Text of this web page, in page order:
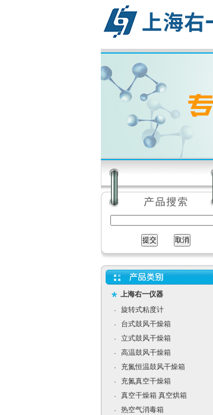
上海右一仪器
·
旋转式粘度计
·
台式鼓风干燥箱
·
立式鼓风干燥箱
·
高温鼓风干燥箱
·
充氮恒温鼓风干燥箱
·
充氮真空干燥箱
·
真空干燥箱 真空烘箱
·
热空气消毒箱